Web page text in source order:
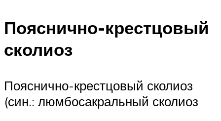
Пояснично-крестцовый
сколиоз
Пояснично-крестцовый сколиоз
(син.: люмбосакральный сколиоз